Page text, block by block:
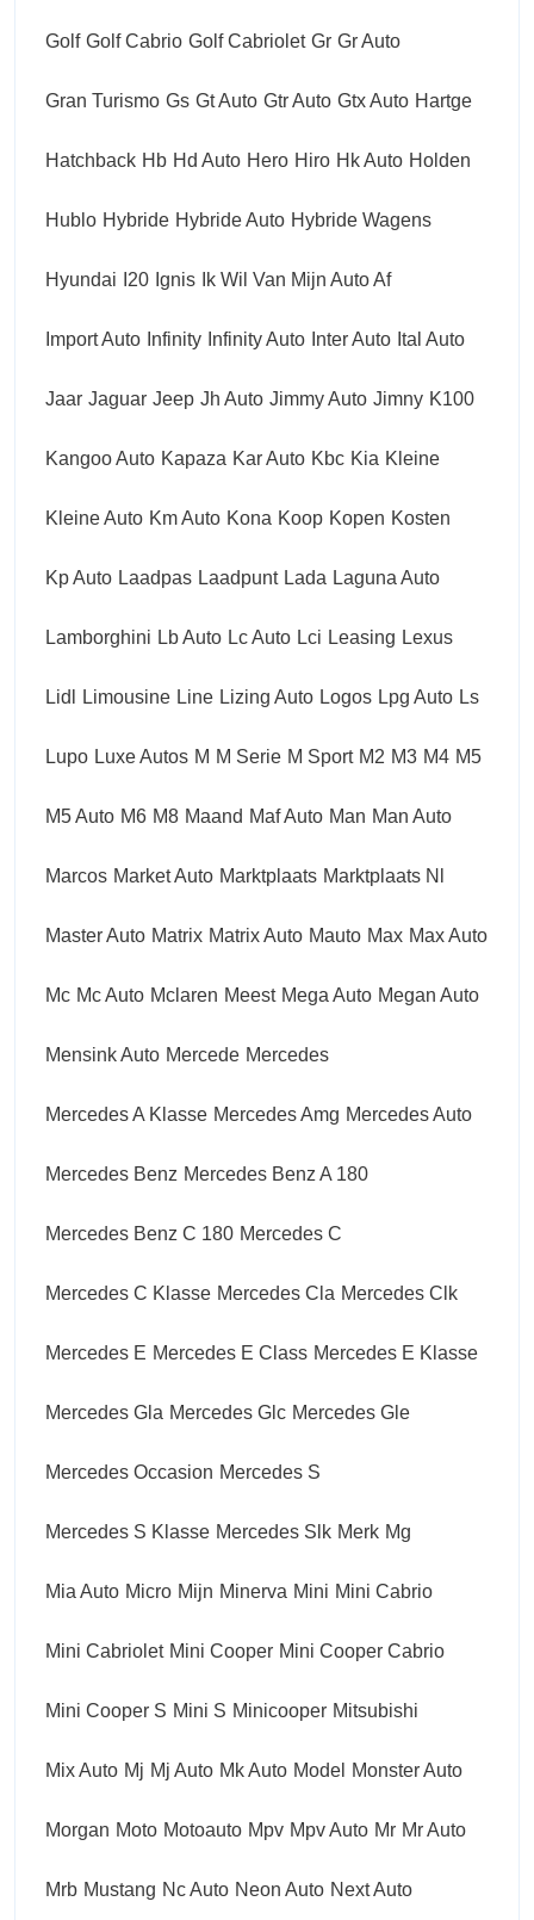
Golf Golf Cabrio Golf Cabriolet Gr Gr Auto
Gran Turismo Gs Gt Auto Gtr Auto Gtx Auto Hartge
Hatchback Hb Hd Auto Hero Hiro Hk Auto Holden
Hublo Hybride Hybride Auto Hybride Wagens
Hyundai I20 Ignis Ik Wil Van Mijn Auto Af
Import Auto Infinity Infinity Auto Inter Auto Ital Auto
Jaar Jaguar Jeep Jh Auto Jimmy Auto Jimny K100
Kangoo Auto Kapaza Kar Auto Kbc Kia Kleine
Kleine Auto Km Auto Kona Koop Kopen Kosten
Kp Auto Laadpas Laadpunt Lada Laguna Auto
Lamborghini Lb Auto Lc Auto Lci Leasing Lexus
Lidl Limousine Line Lizing Auto Logos Lpg Auto Ls
Lupo Luxe Autos M M Serie M Sport M2 M3 M4 M5
M5 Auto M6 M8 Maand Maf Auto Man Man Auto
Marcos Market Auto Marktplaats Marktplaats Nl
Master Auto Matrix Matrix Auto Mauto Max Max Auto
Mc Mc Auto Mclaren Meest Mega Auto Megan Auto
Mensink Auto Mercede Mercedes
Mercedes A Klasse Mercedes Amg Mercedes Auto
Mercedes Benz Mercedes Benz A 180
Mercedes Benz C 180 Mercedes C
Mercedes C Klasse Mercedes Cla Mercedes Clk
Mercedes E Mercedes E Class Mercedes E Klasse
Mercedes Gla Mercedes Glc Mercedes Gle
Mercedes Occasion Mercedes S
Mercedes S Klasse Mercedes Slk Merk Mg
Mia Auto Micro Mijn Minerva Mini Mini Cabrio
Mini Cabriolet Mini Cooper Mini Cooper Cabrio
Mini Cooper S Mini S Minicooper Mitsubishi
Mix Auto Mj Mj Auto Mk Auto Model Monster Auto
Morgan Moto Motoauto Mpv Mpv Auto Mr Mr Auto
Mrb Mustang Nc Auto Neon Auto Next Auto